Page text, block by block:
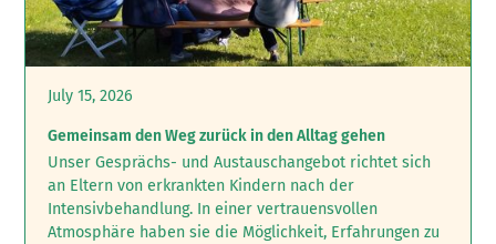
July 15, 2026
Gemeinsam den Weg zurück in den Alltag gehen
Unser Gesprächs- und Austauschangebot richtet sich
an Eltern von erkrankten Kindern nach der
Intensivbehandlung.‍ In einer vertrauensvollen
Atmosphäre haben sie die Möglichkeit, Erfahrungen zu